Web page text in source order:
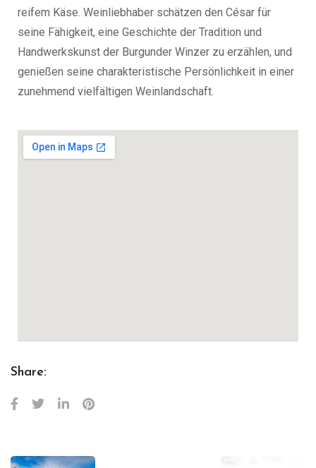
reifem Käse. Weinliebhaber schätzen den César für
seine Fähigkeit, eine Geschichte der Tradition und
Handwerkskunst der Burgunder Winzer zu erzählen, und
genießen seine charakteristische Persönlichkeit in einer
zunehmend vielfältigen Weinlandschaft.
Share: